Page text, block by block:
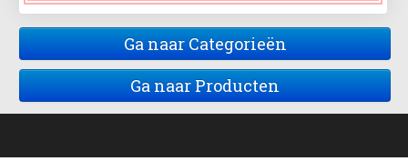
Ga naar Categorieën
Ga naar Producten